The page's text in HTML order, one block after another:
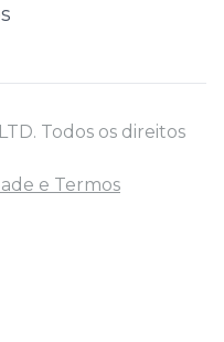
Todos os direitos
e Termos